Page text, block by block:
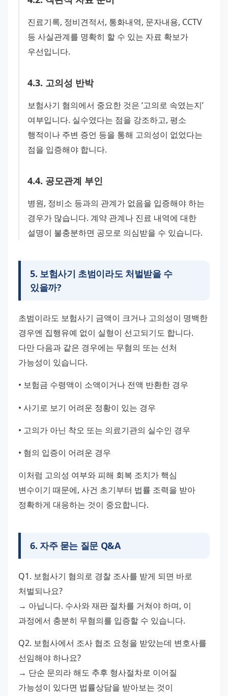
진료기록, 정비견적서, 통화내역, 문자내용, CCTV
등 사실관계를 명확히 할 수 있는 자료 확보가
우선입니다.
4.3. 고의성 반박
보험사기 혐의에서 중요한 것은 ‘고의로 속였는지’
여부입니다. 실수였다는 점을 강조하고, 평소
행적이나 주변 증언 등을 통해 고의성이 없었다는
점을 입증해야 합니다.
4.4. 공모관계 부인
병원, 정비소 등과의 관계가 없음을 입증해야 하는
경우가 많습니다. 계약 관계나 진료 내역에 대한
설명이 불충분하면 공모로 의심받을 수 있습니다.
5. 보험사기 초범이라도 처벌받을 수
있을까?
초범이라도 보험사기 금액이 크거나 고의성이 명백한
경우엔 집행유예 없이 실형이 선고되기도 합니다.
다만 다음과 같은 경우에는 무혐의 또는 선처
가능성이 있습니다.
• 보험금 수령액이 소액이거나 전액 반환한 경우
• 사기로 보기 어려운 정황이 있는 경우
• 고의가 아닌 착오 또는 의료기관의 실수인 경우
• 혐의 입증이 어려운 경우
이처럼 고의성 여부와 피해 회복 조치가 핵심
변수이기 때문에, 사건 초기부터 법률 조력을 받아
정확하게 대응하는 것이 중요합니다.
6. 자주 묻는 질문 Q&A
Q1. 보험사기 혐의로 경찰 조사를 받게 되면 바로
처벌되나요?
→ 아닙니다. 수사와 재판 절차를 거쳐야 하며, 이
과정에서 충분히 무혐의를 입증할 수 있습니다.
Q2. 보험사에서 조사 협조 요청을 받았는데 변호사를
선임해야 하나요?
→ 단순 문의라 해도 추후 형사절차로 이어질
가능성이 있다면 법률상담을 받아보는 것이